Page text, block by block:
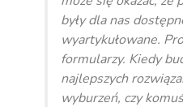
były dla nas
wyartykułowane.
formularzy. Kiedy
najlepszych
wyburzeń, czy